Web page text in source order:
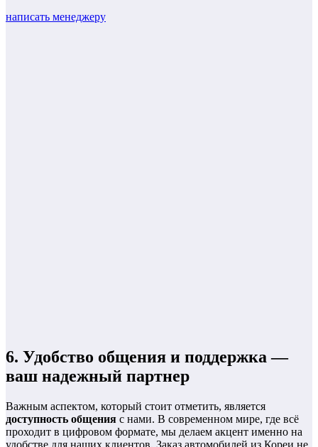
написать менеджеру
6. Удобство общения и поддержка —
ваш надежный партнер
Важным аспектом, который стоит отметить, является
доступность общения с нами. В современном мире, где всё
проходит в цифровом формате, мы делаем акцент именно на